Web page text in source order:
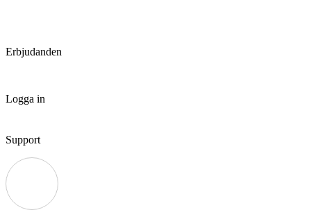
Erbjudanden
Logga in
Support